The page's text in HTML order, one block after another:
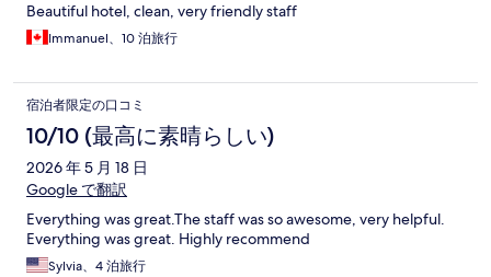
Beautiful hotel, clean, very friendly staff
Immanuel、10 泊旅行
宿泊者限定の口コミ
10/10 (最高に素晴らしい)
2026 年 5 月 18 日
Google で翻訳
Everything was great.The staff was so awesome, very helpful.
Everything was great. Highly recommend
Sylvia、4 泊旅行